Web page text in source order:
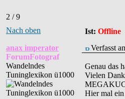
2 / 9
Nach oben Ist: Offline
anax imperator
ForumFotograf
Wandelndes
Tuninglexikon ü1000
Verfasst
Genau das
Vielen
Hier mal